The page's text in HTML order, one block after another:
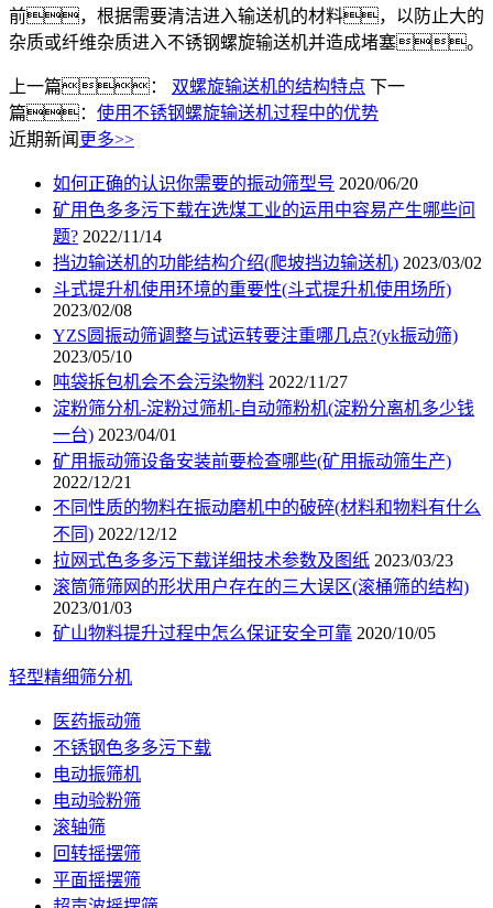
前，根据需要清洁进入输送机的材料，以防止大的
杂质或纤维杂质进入不锈钢螺旋输送机并造成堵塞。
上一篇： 双螺旋输送机的结构特点 下一
篇： 使用不锈钢螺旋输送机过程中的优势
近期新闻 更多>>
如何正确的认识你需要的振动筛型号 2020/06/20
矿用色多多污下载在选煤工业的运用中容易产生哪些问
题? 2022/11/14
挡边输送机的功能结构介绍(爬坡挡边输送机) 2023/03/02
斗式提升机使用环境的重要性(斗式提升机使用场所)
2023/02/08
YZS圆振动筛调整与试运转要注重哪几点?(yk振动筛)
2023/05/10
吨袋拆包机会不会污染物料 2022/11/27
淀粉筛分机-淀粉过筛机-自动筛粉机(淀粉分离机多少钱
一台) 2023/04/01
矿用振动筛设备安装前要检查哪些(矿用振动筛生产)
2022/12/21
不同性质的物料在振动磨机中的破碎(材料和物料有什么
不同) 2022/12/12
拉网式色多多污下载详细技术参数及图纸 2023/03/23
滚筒筛筛网的形状用户存在的三大误区(滚桶筛的结构)
2023/01/03
矿山物料提升过程中怎么保证安全可靠 2020/10/05
轻型精细筛分机
医药振动筛
不锈钢色多多污下载
电动振筛机
电动验粉筛
滚轴筛
回转摇摆筛
平面摇摆筛